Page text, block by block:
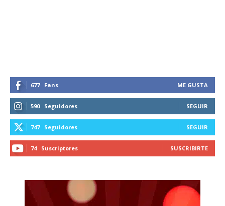
SUBSCRIBIRSE
677 Fans ME GUSTA
590 Seguidores SEGUIR
747 Seguidores SEGUIR
74 Suscriptores SUSCRIBIRTE